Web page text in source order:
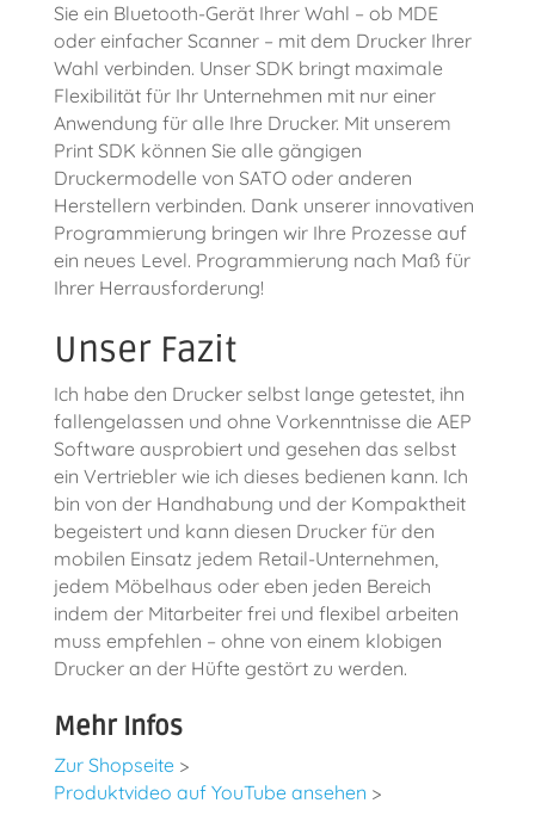
Sie ein Bluetooth-Gerät Ihrer Wahl – ob MDE
oder einfacher Scanner – mit dem Drucker Ihrer
Wahl verbinden. Unser SDK bringt maximale
Flexibilität für Ihr Unternehmen mit nur einer
Anwendung für alle Ihre Drucker. Mit unserem
Print SDK können Sie alle gängigen
Druckermodelle von SATO oder anderen
Herstellern verbinden. Dank unserer innovativen
Programmierung bringen wir Ihre Prozesse auf
ein neues Level. Programmierung nach Maß für
Ihrer Herrausforderung!
Unser Fazit
Ich habe den Drucker selbst lange getestet, ihn
fallengelassen und ohne Vorkenntnisse die AEP
Software ausprobiert und gesehen das selbst
ein Vertriebler wie ich dieses bedienen kann. Ich
bin von der Handhabung und der Kompaktheit
begeistert und kann diesen Drucker für den
mobilen Einsatz jedem Retail-Unternehmen,
jedem Möbelhaus oder eben jeden Bereich
indem der Mitarbeiter frei und flexibel arbeiten
muss empfehlen – ohne von einem klobigen
Drucker an der Hüfte gestört zu werden.
Mehr Infos
Zur Shopseite>
Produktvideo auf YouTube ansehen >